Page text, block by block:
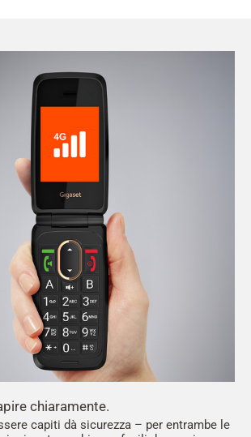
chiaramente.
capiti dà sicurezza – per entrambe le